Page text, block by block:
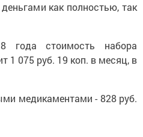
как полностью, так
стоимость набора
1 075 руб. 19 коп. в месяц, в
медикаментами - 828 руб.